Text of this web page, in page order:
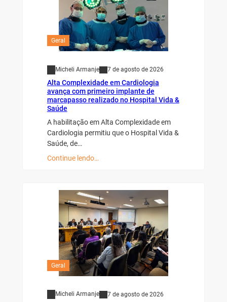
Geral
Micheli Armanje 7 de agosto de 2026
Alta Complexidade em Cardiologia
avança com primeiro implante de
marcapasso realizado no Hospital Vida &
Saúde
A habilitação em Alta Complexidade em
Cardiologia permitiu que o Hospital Vida &
Saúde, de…
Continue lendo…
Geral
Micheli Armanje 7 de agosto de 2026